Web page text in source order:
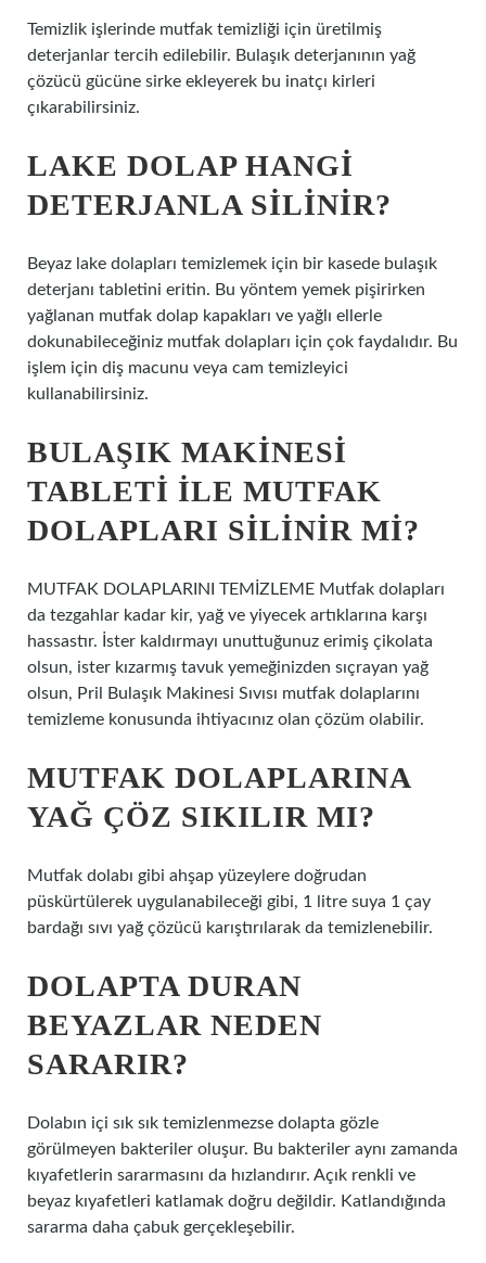
Temizlik işlerinde mutfak temizliği için üretilmiş
deterjanlar tercih edilebilir. Bulaşık deterjanının yağ
çözücü gücüne sirke ekleyerek bu inatçı kirleri
çıkarabilirsiniz.
LAKE DOLAP HANGI
DETERJANLA SILINIR?
Beyaz lake dolapları temizlemek için bir kasede bulaşık
deterjanı tabletini eritin. Bu yöntem yemek pişirirken
yağlanan mutfak dolap kapakları ve yağlı ellerle
dokunabileceğiniz mutfak dolapları için çok faydalıdır. Bu
işlem için diş macunu veya cam temizleyici
kullanabilirsiniz.
BULAŞIK MAKINESI
TABLETI ILE MUTFAK
DOLAPLARI SILINIR MI?
MUTFAK DOLAPLARINI TEMİZLEME Mutfak dolapları
da tezgahlar kadar kir, yağ ve yiyecek artıklarına karşı
hassastır. İster kaldırmayı unuttuğunuz erimiş çikolata
olsun, ister kızarmış tavuk yemeğinizden sıçrayan yağ
olsun, Pril Bulaşık Makinesi Sıvısı mutfak dolaplarını
temizleme konusunda ihtiyacınız olan çözüm olabilir.
MUTFAK DOLAPLARINA
YAĞ ÇÖZ SIKILIR MI?
Mutfak dolabı gibi ahşap yüzeylere doğrudan
püskürtülerek uygulanabileceği gibi, 1 litre suya 1 çay
bardağı sıvı yağ çözücü karıştırılarak da temizlenebilir.
DOLAPTA DURAN
BEYAZLAR NEDEN
SARARIR?
Dolabın içi sık sık temizlenmezse dolapta gözle
görülmeyen bakteriler oluşur. Bu bakteriler aynı zamanda
kıyafetlerin sararmasını da hızlandırır. Açık renkli ve
beyaz kıyafetleri katlamak doğru değildir. Katlandığında
sararma daha çabuk gerçekleşebilir.